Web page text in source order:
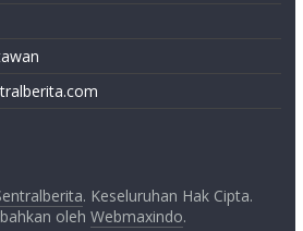
. Keseluruhan Hak Cipta.
oleh Webmaxindo.